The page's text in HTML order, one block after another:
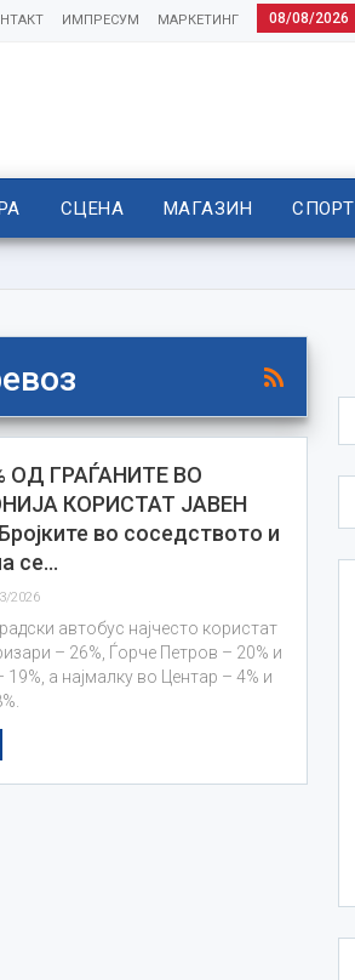
08/08/2026
МАРКЕТИНГ
ИМПРЕСУМ
СЦЕНА МАГАЗИН СПОРТ
ОД ГРАЃАНИТЕ ВО
КОРИСТАТ ЈАВЕН
во соседството и
се…
2026
автобус најчесто користат
– 26%, Ѓорче Петров – 20% и
19%, а најмалку во Центар – 4% и